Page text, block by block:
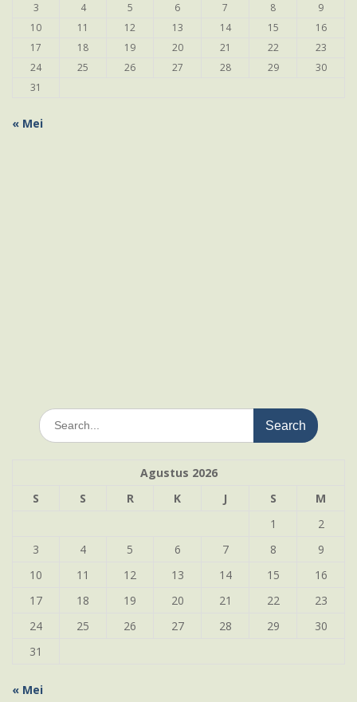
3
4 5 6 7 8
9
10
11 12 13 14 15
16
17
18 19 20 21 22
23
24
25 26 27 28 29
30
31
« Mei
Search
for:
Agustus 2026
S
S R K J S
M
1
2
3
4 5 6 7 8
9
10
11 12 13 14 15
16
17
18 19 20 21 22
23
24
25 26 27 28 29
30
31
« Mei